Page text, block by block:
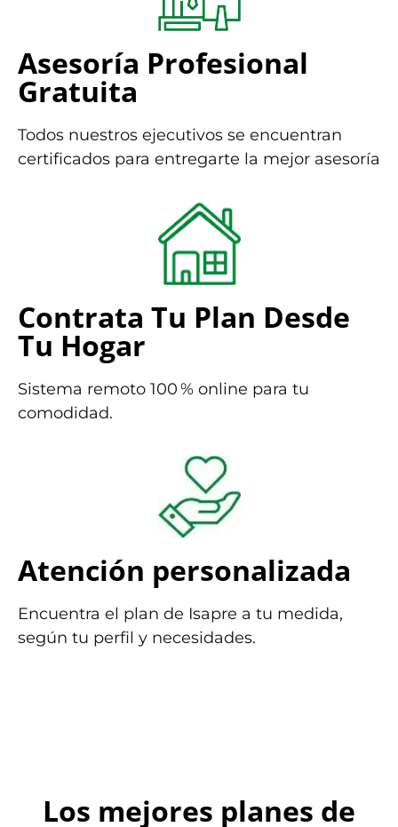
Asesoría Profesional
Gratuita
Todos nuestros ejecutivos se encuentran
certificados para entregarte la mejor asesoría
Contrata Tu Plan Desde
Tu Hogar
Sistema remoto 100 % online para tu
comodidad.
Atención personalizada
Encuentra el plan de Isapre a tu medida,
según tu perfil y necesidades.
Los mejores planes de